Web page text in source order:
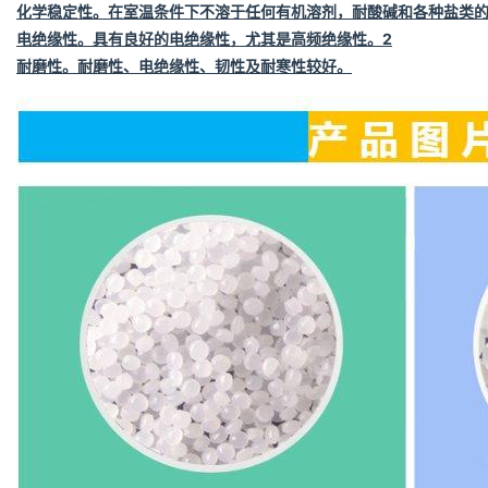
化学稳定性。在室温条件下不溶于任何有机溶剂，耐酸碱和各种盐类
电绝缘性。具有良好的电绝缘性，尤其是高频绝缘性。 2
耐磨性。耐磨性、电绝缘性、韧性及耐寒性较好。